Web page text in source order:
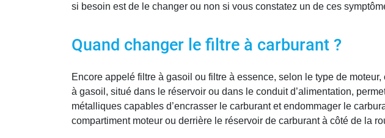
si besoin est de le changer ou non si vous constatez un de ces
Quand changer le filtre à carburant ?
Encore appelé filtre à gasoil ou filtre à essence, selon le type de
à gasoil, situé dans le réservoir ou dans le conduit d’alimentation,
métalliques capables d’encrasser le carburant et endommager le
compartiment moteur ou derrière le réservoir de carburant à côté de la